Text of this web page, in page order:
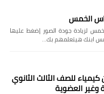
الخمس
لزيادة جودة الصور إضغط عليها
ابنك هيتعلمهم بك…
للصف الثالث الثانوي